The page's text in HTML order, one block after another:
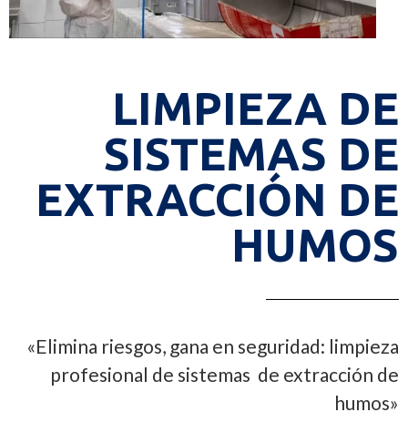
LIMPIEZA DE
SISTEMAS DE
EXTRACCIÓN DE
HUMOS
«Elimina riesgos, gana en seguridad: limpieza
profesional de sistemas de extracción de
humos»